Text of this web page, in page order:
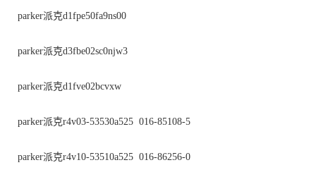
parker派克d1fpe50fa9ns00
parker派克d3fbe02sc0njw3
parker派克d1fve02bcvxw
parker派克r4v03-53530a525 016-85108-5
parker派克r4v10-53510a525 016-86256-0